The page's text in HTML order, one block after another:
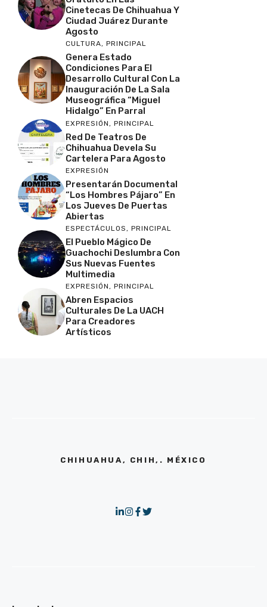
Cinetecas De Chihuahua Y
Ciudad Juárez Durante
Agosto
CULTURA, PRINCIPAL
Genera Estado
Condiciones Para El
Desarrollo Cultural Con La
Inauguración De La Sala
Museográfica “Miguel
Hidalgo” En Parral
EXPRESIÓN , PRINCIPAL
Red De Teatros De
Chihuahua Devela Su
Cartelera Para Agosto
EXPRESIÓN
Presentarán Documental
“Los Hombres Pájaro” En
Los Jueves De Puertas
Abiertas
ESPECTÁCULOS, PRINCIPAL
El Pueblo Mágico De
Guachochi Deslumbra Con
Sus Nuevas Fuentes
Multimedia
EXPRESIÓN, PRINCIPAL
Abren Espacios
Culturales De La UACH
Para Creadores
Artísticos
CHIHUAHUA, CHIH,. MÉXICO